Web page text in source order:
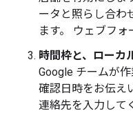
ータと照らし合わ
ます。 ウェブフ
時間枠と、ローカ
Google チームが
確認日時をお伝え
連絡先を入力して